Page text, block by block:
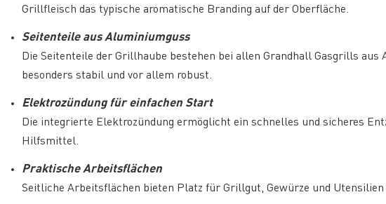
Grillfleisch das typische aromatische Branding auf der Oberfläche.
Seitenteile aus Aluminiumguss
Die Seitenteile der Grillhaube bestehen bei allen Grandhall Gasgrills
besonders stabil und vor allem robust.
Elektrozündung für einfachen Start
Die integrierte Elektrozündung ermöglicht ein schnelles und sicheres
Hilfsmittel.
Praktische Arbeitsflächen
Seitliche Arbeitsflächen bieten Platz für Grillgut, Gewürze und